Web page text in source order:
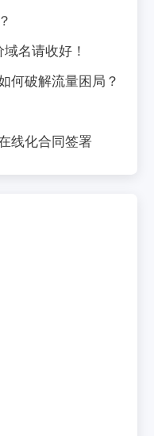
名请收好！
何破解流量困局？
线化合同签署